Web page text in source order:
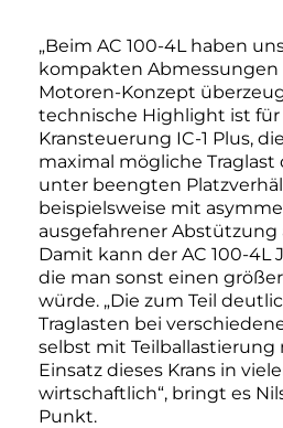
„Beim AC 100-4L haben
kompakten Abmessungen
Motoren-Konzept
technische Highlight ist
Kransteuerung IC-1 Plus,
maximal mögliche Traglast
unter beengten
beispielsweise mit
ausgefahrener Abstützung
Damit kann der AC 100-4L
die man sonst einen
würde. „Die zum Teil
Traglasten bei
selbst mit Teilballastierung
Einsatz dieses Krans in
wirtschaftlich“, bringt es
Punkt.